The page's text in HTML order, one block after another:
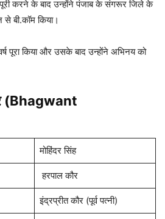
करने के बाद उन्होंने पंजाब के संगरूर जिले के
बी.कॉम किया।
पूरा किया और उसके बाद उन्होंने अभिनय को
(Bhagwant
मोहिंदर सिंह
हरपाल कौर
इंद्रप्रीत कौर (पूर्व पत्नी)